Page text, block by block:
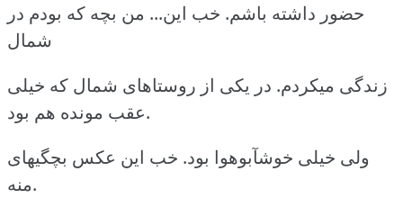
حضور داشته باشم. خب این... من بچه که بودم در
شمال
زندگی میکردم. در یکی از روستاهای شمال که خیلی
عقب مونده هم بود.
ولی خیلی خوشآبوهوا بود. خب این عکس بچگیهای
منه.